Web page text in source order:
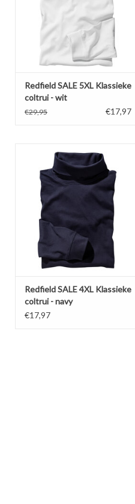
Gemaakt van 100% katoen
(antraciet 80%) met 3% elastan in
de col voor behoud pasvorm.
TOEVOEGEN AAN WINKELWAGEN
Redfield SALE 5XL Klassieke
coltrui - wit
€29,95 €17,97
SALE 4XL Comfortabele navy blauw
COLTRUI met elastische col van
Redfield.
Gemaakt van 100% katoen
(antraciet 80%) met 3% elastan in
de col voor behoud pasvorm.
TOEVOEGEN AAN WINKELWAGEN
Redfield SALE 4XL Klassieke
coltrui - navy
€17,97